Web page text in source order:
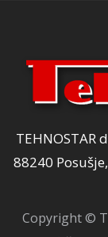
TEHNOSTAR
88240
Copyright ©